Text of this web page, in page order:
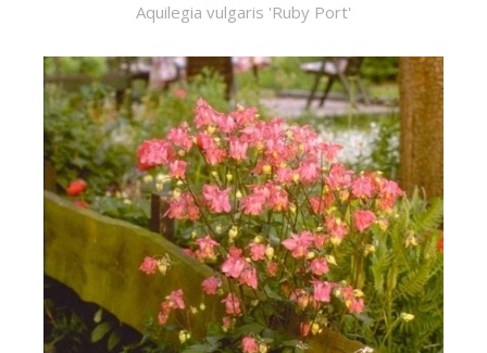
Aquilegia vulgaris 'Ruby Port'